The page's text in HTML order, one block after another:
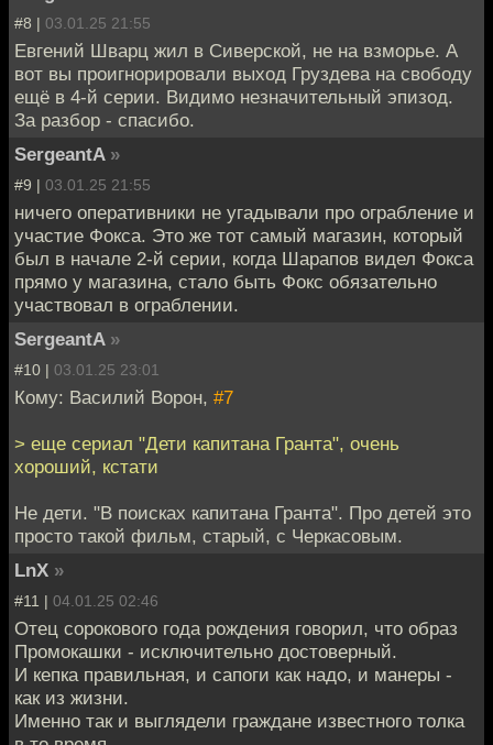
#8 | 03.01.25 21:55
Евгений Шварц жил в Сиверской, не на взморье. А
вот вы проигнорировали выход Груздева на свободу
ещё в 4-й серии. Видимо незначительный эпизод.
За разбор - спасибо.
SergeantA »
#9 | 03.01.25 21:55
ничего оперативники не угадывали про ограбление и
участие Фокса. Это же тот самый магазин, который
был в начале 2-й серии, когда Шарапов видел Фокса
прямо у магазина, стало быть Фокс обязательно
участвовал в ограблении.
SergeantA »
#10 | 03.01.25 23:01
Кому: Василий Ворон, #7
> еще сериал "Дети капитана Гранта", очень
хороший, кстати
Не дети. "В поисках капитана Гранта". Про детей это
просто такой фильм, старый, с Черкасовым.
LnX »
#11 | 04.01.25 02:46
Отец сорокового года рождения говорил, что образ
Промокашки - исключительно достоверный.
И кепка правильная, и сапоги как надо, и манеры -
как из жизни.
Именно так и выглядели граждане известного толка